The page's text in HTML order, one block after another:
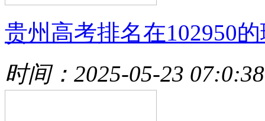
贵州高考排名在102950
时间：2025-05-23 07:0:38